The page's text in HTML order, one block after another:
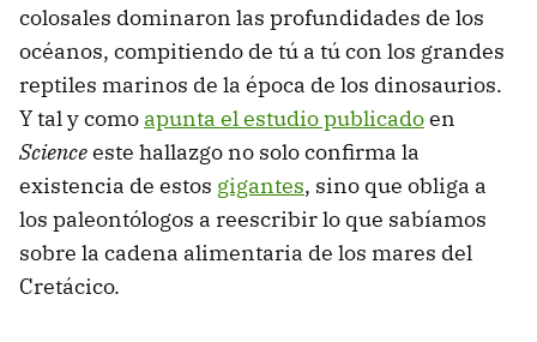
colosales dominaron las profundidades de los
océanos, compitiendo de tú a tú con los grandes
reptiles marinos de la época de los dinosaurios.
Y tal y como apunta el estudio publicadoen
Scienceeste hallazgo no solo confirma la
existencia de estos gigantes, sino que obliga a
los paleontólogos a reescribir lo que sabíamos
sobre la cadena alimentaria de los mares del
Cretácico.